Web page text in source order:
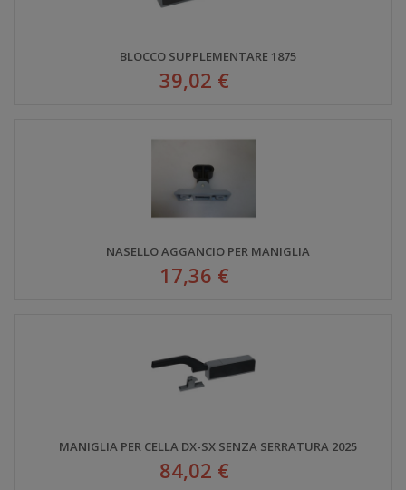
BLOCCO SUPPLEMENTARE 1875
39,02 €
NASELLO AGGANCIO PER MANIGLIA
17,36 €
MANIGLIA PER CELLA DX-SX SENZA SERRATURA 2025
84,02 €